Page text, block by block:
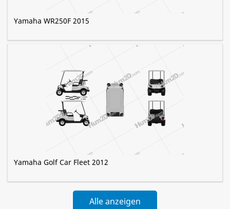
Yamaha WR250F 2015
Yamaha Golf Car Fleet 2012
Alle anzeigen